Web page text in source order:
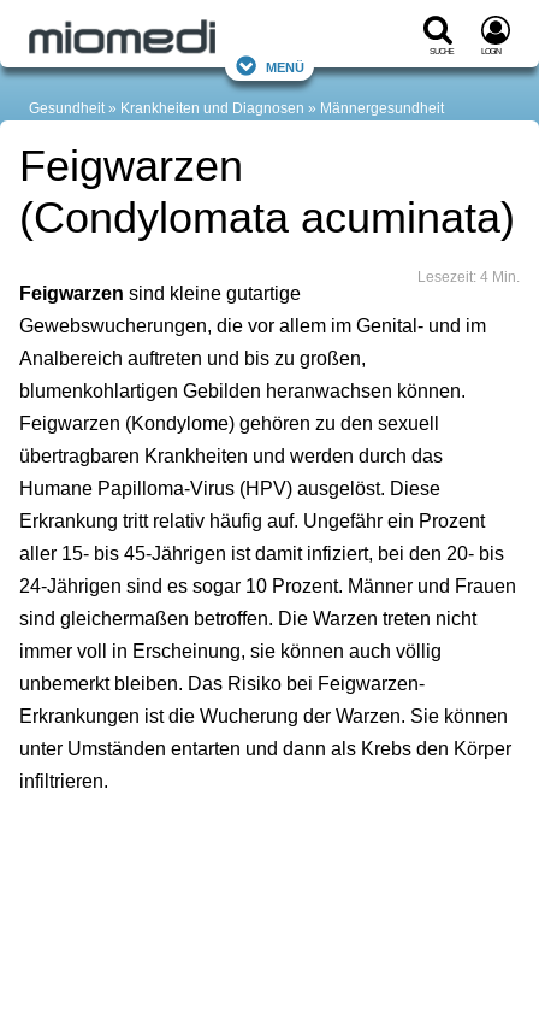
Suche Login
Menü
Gesundheit Krankheiten und Diagnosen Männergesundheit
Feigwarzen
(Condylomata acuminata)
Lesezeit: 4 Min.
Feigwarzen sind kleine gutartige
Gewebswucherungen, die vor allem im Genital- und im
Analbereich auftreten und bis zu großen,
blumenkohlartigen Gebilden heranwachsen können.
Feigwarzen (Kondylome) gehören zu den sexuell
übertragbaren Krankheiten und werden durch das
Humane Papilloma-Virus (HPV) ausgelöst. Diese
Erkrankung tritt relativ häufig auf. Ungefähr ein Prozent
aller 15- bis 45-Jährigen ist damit infiziert, bei den 20- bis
24-Jährigen sind es sogar 10 Prozent. Männer und Frauen
sind gleichermaßen betroffen. Die Warzen treten nicht
immer voll in Erscheinung, sie können auch völlig
unbemerkt bleiben. Das Risiko bei Feigwarzen-
Erkrankungen ist die Wucherung der Warzen. Sie können
unter Umständen entarten und dann als Krebs den Körper
infiltrieren.